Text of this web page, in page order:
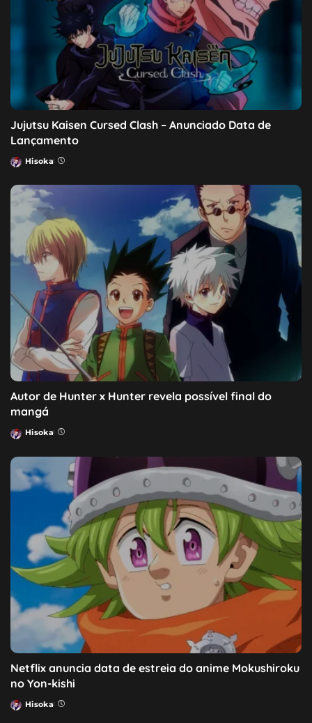
Jujutsu Kaisen Cursed Clash – Anunciado Data de
Lançamento
Posted
Hisoka
Autor de Hunter x Hunter revela possível final do
mangá
Posted
Hisoka
Netflix anuncia data de estreia do anime Mokushiroku
no Yon-kishi
Posted
Hisoka